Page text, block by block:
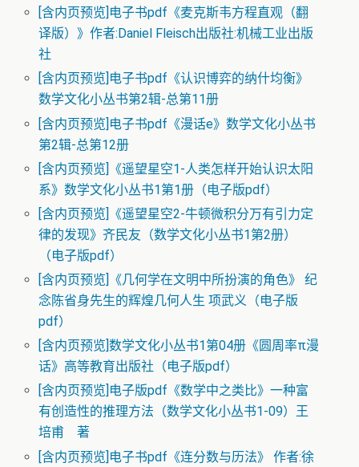
[含内页预览]电子书pdf《麦克斯韦方程直观（翻
译版）》作者:Daniel Fleisch出版社:机械工业出版
社
[含内页预览]电子书pdf《认识博弈的纳什均衡》
数学文化小丛书第2辑-总第11册
[含内页预览]电子书pdf《漫话e》数学文化小丛书
第2辑-总第12册
[含内页预览]《遥望星空1-人类怎样开始认识太阳
系》数学文化小丛书1第1册（电子版pdf）
[含内页预览]《遥望星空2-牛顿微积分万有引力定
律的发现》齐民友（数学文化小丛书1第2册）
（电子版pdf）
[含内页预览]《几何学在文明中所扮演的角色》 纪
念陈省身先生的辉煌几何人生 项武义（电子版
pdf）
[含内页预览]数学文化小丛书1第04册《圆周率π漫
话》高等教育出版社（电子版pdf）
[含内页预览]电子版pdf《数学中之类比》一种富
有创造性的推理方法（数学文化小丛书1-09）王
培甫 著
[含内页预览]电子书pdf《连分数与历法》 作者:徐